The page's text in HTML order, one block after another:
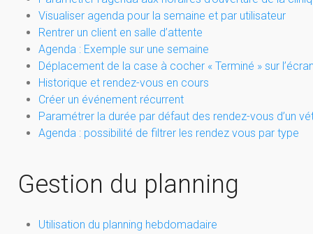
Visualiser agenda pour la semaine et par utilisateur
Rentrer un client en salle d’attente
Agenda : Exemple sur une semaine
Déplacement de la case à cocher « Terminé » sur
Historique et rendez-vous en cours
Créer un événement récurrent
Paramétrer la durée par défaut des rendez-vous d’un
Agenda : possibilité de filtrer les rendez vous par type
Gestion du planning
Utilisation du planning hebdomadaire